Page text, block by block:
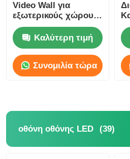
Video Wall για
εξωτερικούς χώρους
500x500mm P3.91
Καλύτερη τιμή
Συνομιλία τώρα
οθόνη οθόνης LED (39)